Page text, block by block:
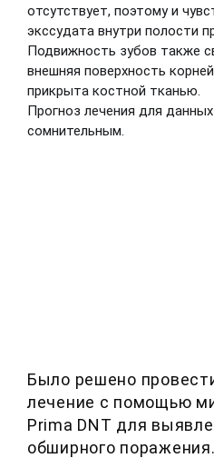
отсутствует, поэтому и
экссудата внутри полости
Подвижность зубов также
внешняя поверхность
прикрыта костной тканью.
Прогноз лечения для
сомнительным.
Было решено
лечение с помощью
Prima DNT для
обширного поражения.